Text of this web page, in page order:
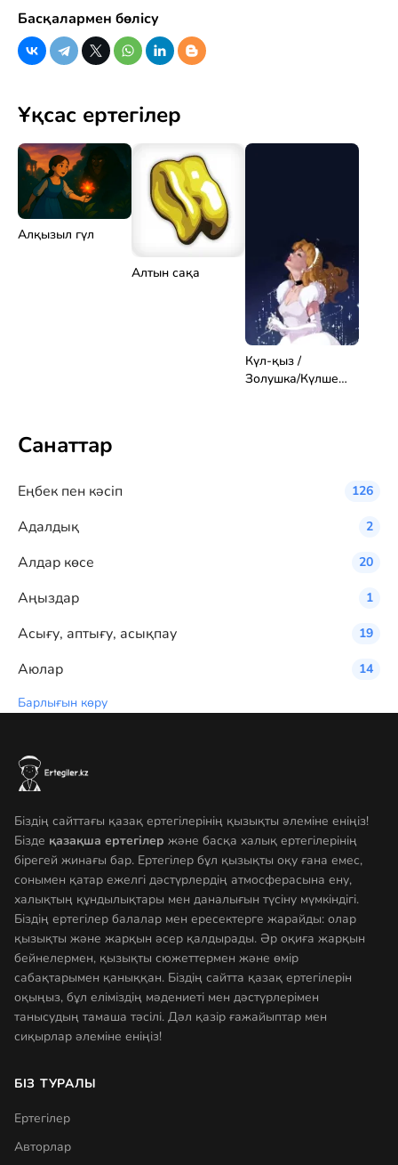
Басқалармен бөлісу
Ұқсас ертегілер
Алқызыл гүл
Алтын сақа
Күл-қыз /
Золушка/Күлше
Санаттар
Eңбек пен кәсіп 126
Адалдық 2
Алдар көсе 20
Аңыздар 1
Асығу, аптығу, асықпау 19
Аюлар
14
Барлығын көру
Біздің сайттағы қазақ ертегілерінің қызықты әлеміне еніңіз!
Бізде қазақша ертегілер және басқа халық ертегілерінің
бірегей жинағы бар. Ертегілер бұл қызықты оқу ғана емес,
сонымен қатар ежелгі дәстүрлердің атмосферасына ену,
халықтың құндылықтары мен даналығын түсіну мүмкіндігі.
Біздің ертегілер балалар мен ересектерге жарайды: олар
қызықты және жарқын әсер қалдырады. Әр оқиға жарқын
бейнелермен, қызықты сюжеттермен және өмір
сабақтарымен қаныққан. Біздің сайтта қазақ ертегілерін
оқыңыз, бұл еліміздің мәдениеті мен дәстүрлерімен
танысудың тамаша тәсілі. Дәл қазір ғажайыптар мен
сиқырлар әлеміне еніңіз!
БІЗ ТУРАЛЫ
Ертегілер
Авторлар